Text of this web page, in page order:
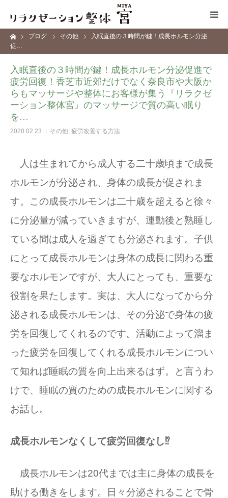
ブログ その他
入眠直後の３時間が鍵！成長ホルモン分泌
促…
入眠直後の３時間が鍵！成長ホルモン分泌促進で
疲労回復！香芝市近郊だけでなく奈良市や大阪か
らもマッサージや整体にお客様が集う『リラクゼ
ーション整体宮』のマッサージで質の高い眠り
を…
2020.02.23 その他, 疲労改善する方法
人は生まれてから成人する二十歳頃まで成長
ホルモンが分泌され、身体の成長が促されま
す。この成長ホルモンは二十歳を超えると徐々
に分泌量が減っていきますが、運動後と熟睡し
ている間は成人を過ぎても分泌されます。子供
にとって成長ホルモンは身体の成長に関わる重
要なホルモンですが、大人にとっても、重要な
役割を果たします。実は、大人になってから分
泌される成長ホルモンは、その分泌で身体の疲
労を回復してくれるのです。活動によって溜ま
った疲労を回復してくれる成長ホルモンについ
て知れば睡眠の質を向上出来るはず。と言うわ
けで、睡眠の質のための成長ホルモンに関する
お話し。
成長ホルモンなくして疲労回復なし⁉︎
成長ホルモンは20代までは主に身体の成長を
助ける働きをします。日々分泌されることで骨
施術メニュー
サロン情報
ブログ
お問い合わせ